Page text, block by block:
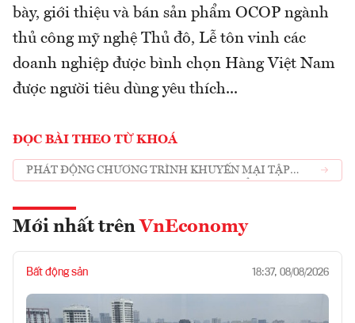
bày, giới thiệu và bán sản phẩm OCOP ngành
thủ công mỹ nghệ Thủ đô, Lễ tôn vinh các
doanh nghiệp được bình chọn Hàng Việt Nam
được người tiêu dùng yêu thích...
ĐỌC BÀI THEO TỪ KHOÁ
PHÁT ĐỘNG CHƯƠNG TRÌNH KHUYẾN MẠI TẬP
Mới nhất trên VnEconomy
Bất động sản 18:37, 08/08/2026